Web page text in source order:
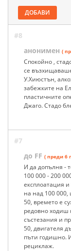
ДОБАВИ
#8
анонимен (
Спокойно ,
се
У.Хиюстън,
забежките на
пластичните
Джаго. Стадо
#7
до FF ( преди 6
И да допълня -
100 000 - 200
експлоатация
на над 100 000,
50, времето е
редовно ходиш
състезания и
50, двигателя
пъти годишно.
рециклаж.